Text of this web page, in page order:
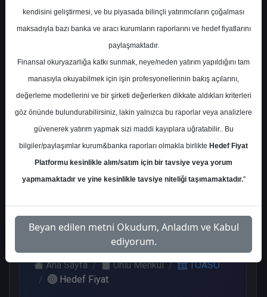
En Yüksek Tahmin
Ortalama Fiyat Tahmini
Ortalama Getiri Potansiyeli
Kurum Sayısı
17
10 1
Paralel
Get.
2
Üstü
Get.
3
Yok
1
Çarşamba, 16 Ağustos 2023
Ana Sayfa Ünlü Menkul
TOASO
Hedef Fiyat
kendisini geliştirmesi, ve bu piyasada bilinçli yatırımcıların çoğalması
maksadıyla bazı banka ve aracı kurumların raporlarını ve hedef fiyatlarını
paylaşmaktadır.
Finansal okuryazarlığa katkı sunmak, neye/neden yatırım yapıldığını tam
manasıyla okuyabilmek için işin profesyonellerinin bakış açılarını,
değerleme modellerini ve bir şirketi değerlerken dikkate aldıkları kriterleri
göz önünde bulundurabilirsiniz, lakin yalnızca bu raporlar veya analizlere
güvenerek yatırım yapmak sizi maddi kayıplara uğratabilir.. Bu
bilgiler/paylaşımlar kurum&banka raporları olmakla birlikte Hedef Fiyat
Platformu kesinlikle alım/satım için bir tavsiye veya yorum
yapmamaktadır ve yine kesinlikle tavsiye niteliği taşımamaktadır."
Beyan edilen metni Okudum, Anladım ve Kabul
ediyorum.